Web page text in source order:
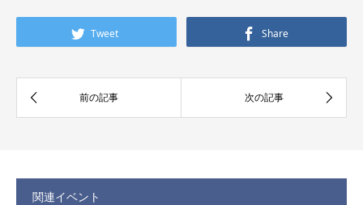
Tweet Share
関連イベント